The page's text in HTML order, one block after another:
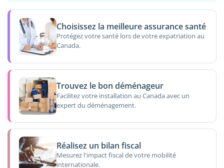
Choisissez la meilleure assurance santé
Protégez votre santé lors de votre expatriation au
Canada.
Trouvez le bon déménageur
Facilitez votre installation au Canada avec un
expert du déménagement.
Réalisez un bilan fiscal
Mesurez l'impact fiscal de votre mobilité
internationale.